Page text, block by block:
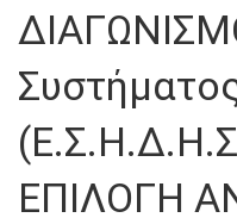
ΕΠΙΛΟΓΗ